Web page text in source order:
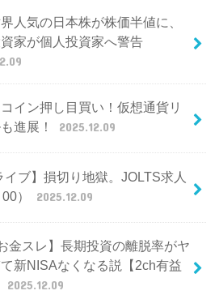
人気の日本株が株価半値に、
家が個人投資家へ警告
イン押し目買い！仮想通貨リ
進展！
2025.12.09
イブ】損切り地獄。JOLTS求人
00）
2025.12.09
金スレ】長期投資の離脱率がヤ
新NISAなくなる説【2ch有益
2025.12.09